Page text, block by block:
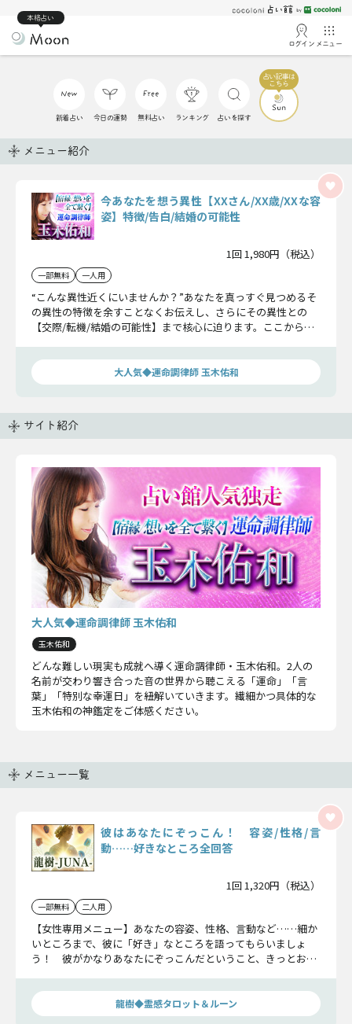
本格占い
ログイン メニュー
新着占い 今日の運勢 無料占い ランキング 占いを探す
メニュー紹介
今あなたを想う異性【XXさん/XX歳/XXな容
姿】特徴/告白/結婚の可能性
1回 1,980円（税込）
一部無料 一人用
“こんな異性近くにいませんか？”あなたを真っすぐ見つめるそ
の異性の特徴を余すことなくお伝えし、さらにその異性との
【交際/転機/結婚の可能性】まで核心に迫ります。ここから幸
大人気◆運命調律師 玉木佑和
サイト紹介
大人気◆運命調律師 玉木佑和
玉木佑和
どんな難しい現実も成就へ導く運命調律師・玉木佑和。2人の
名前が交わり響き合った音の世界から聴こえる「運命」「言
葉」「特別な幸運日」を紐解いていきます。繊細かつ具体的な
玉木佑和の神鑑定をご体感ください。
メニュー一覧
彼はあなたにぞっこん！ 容姿/性格/言
動……好きなところ全回答
1回 1,320円（税込）
一部無料 二人用
【女性専用メニュー】あなたの容姿、性格、言動など……細か
いところまで、彼に「好き」なところを語ってもらいましょ
う！ 彼がかなりあなたにぞっこんだということ、きっとおわ
龍樹◆霊感タロット＆ルーン